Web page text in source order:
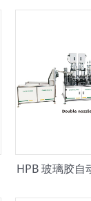
HPB 玻璃胶自